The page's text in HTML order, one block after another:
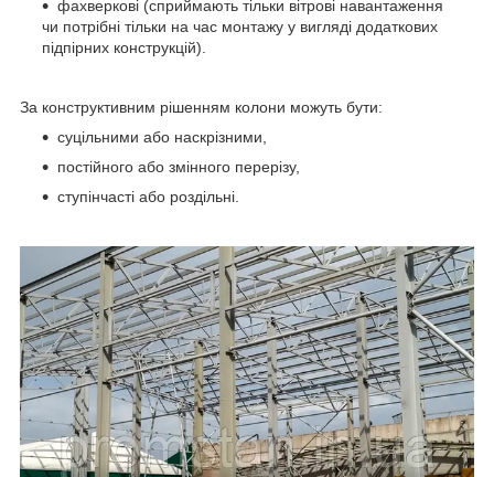
фахверкові (сприймають тільки вітрові навантаження
чи потрібні тільки на час монтажу у вигляді додаткових
підпірних конструкцій).
За конструктивним рішенням колони можуть бути:
суцільними або наскрізними,
постійного або змінного перерізу,
ступінчасті або роздільні.